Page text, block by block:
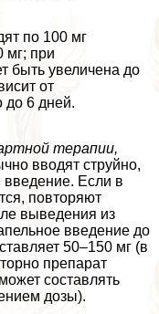
по 100 мг
мг; при
быть увеличена до
от
до 6 дней.
терапии,
вводят струйно,
введение. Если в
повторяют
выведения из
введение до
50–150 мг (в
препарат
составлять
дозы).